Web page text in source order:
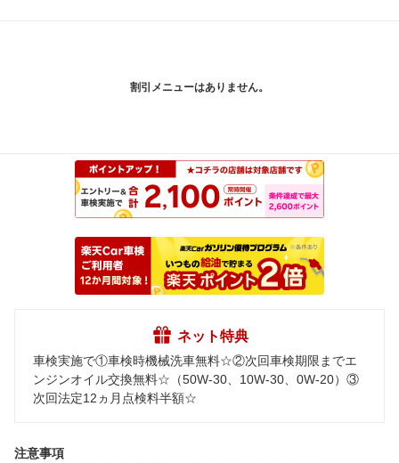
割引メニューはありません。
ネット特典
車検実施で①車検時機械洗車無料☆②次回車検期限までエ
ンジンオイル交換無料☆（50W-30、10W-30、0W-20）③
次回法定12ヵ月点検料半額☆
注意事項